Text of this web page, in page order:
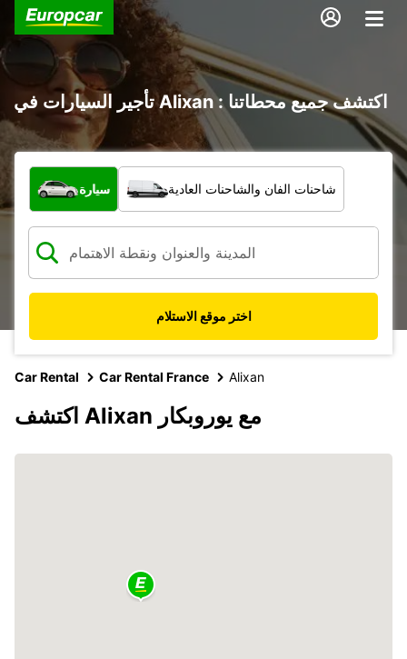
تأجير السيارات في Alixan : اكتشف جميع محطاتنا
ما نوع المركبة؟
سيارة شاحنات الفان والشاحنات العادية
اختر موقع الاستلام
Car Rental Car Rental France Alixan
اكتشف Alixan مع يوروبكار